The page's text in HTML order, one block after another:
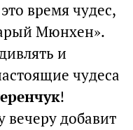
время чудес,
Мюнхен».
и
чудеса
!
вечеру добавит